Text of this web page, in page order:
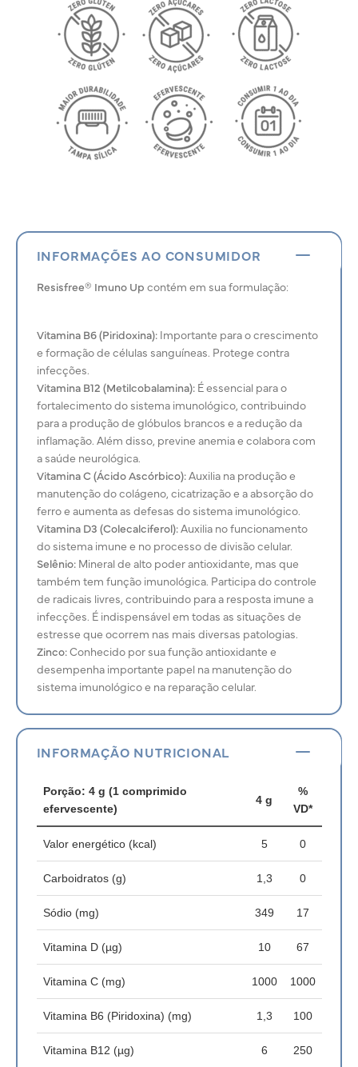
INFORMAÇÕES AO CONSUMIDOR
Resisfree® Imuno Up contém em sua formulação:
Vitamina B6 (Piridoxina):Importante para o crescimento
e formação de células sanguíneas. Protege contra
infecções.
Vitamina B12 (Metilcobalamina):É essencial para o
fortalecimento do sistema imunológico, contribuindo
para a produção de glóbulos brancos e a redução da
inflamação. Além disso, previne anemia e colabora com
a saúde neurológica.
Vitamina C (Ácido Ascórbico):Auxilia na produção e
manutenção docolágeno, cicatrização e a absorção do
ferro e aumenta as defesas do sistema imunológico.
Vitamina D3 (Colecalciferol):Auxilia no funcionamento
do sistema imune e no processo de divisão celular.
Selênio:Mineral de alto poder antioxidante, mas que
também tem função imunológica. Participa do controle
de radicais livres, contribuindo para a resposta imune a
infecções. É indispensável em todas as situações de
estresse que ocorrem nas mais diversas patologias.
Zinco:Conhecido por sua função antioxidante e
desempenha importante papel na manutenção do
sistema imunológico e na reparação celular.
INFORMAÇÃO NUTRICIONAL
Porção: 4 g (1 comprimido
efervescente)
4 g
%
VD*
Valor energético (kcal) 5 0
Carboidratos (g) 1,3 0
Sódio (mg) 349 17
Vitamina D (µg) 10 67
Vitamina C (mg) 1000 1000
Vitamina B6 (Piridoxina) (mg) 1,3 100
Vitamina B12 (µg) 6 250